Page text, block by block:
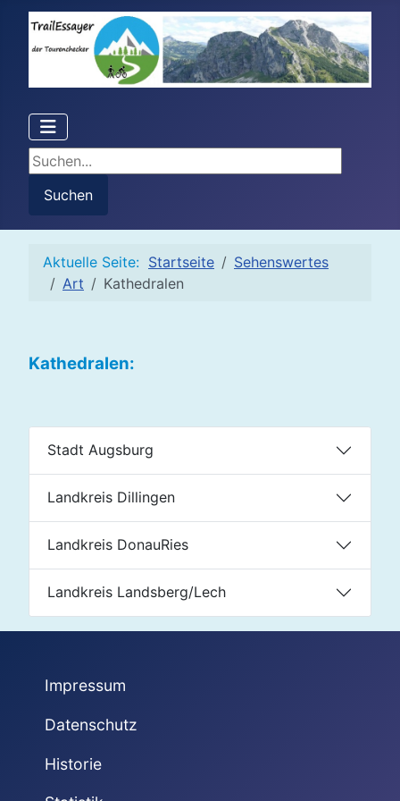
Suchen...
Suchen
Aktuelle Seite: Startseite
Sehenswertes
Art
Kathedralen
Kathedralen:
Stadt Augsburg
Landkreis Dillingen
Landkreis DonauRies
Landkreis Landsberg/Lech
Impressum
Datenschutz
Historie